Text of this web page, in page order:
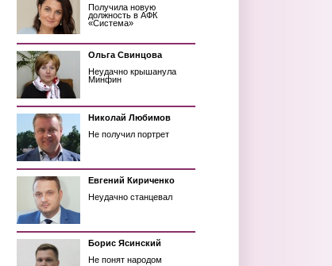
Получила новую
должность в АФК
«Система»
Ольга Свинцова
Неудачно крышанула
Минфин
Николай Любимов
Не получил портрет
Евгений Кириченко
Неудачно станцевал
Борис Ясинский
Не понят народом